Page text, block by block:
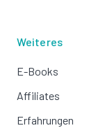
Weiteres
E-Books
Affiliates
Erfahrungen